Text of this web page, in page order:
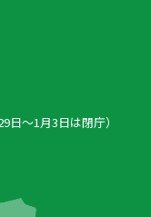
〜1月3日は閉庁）